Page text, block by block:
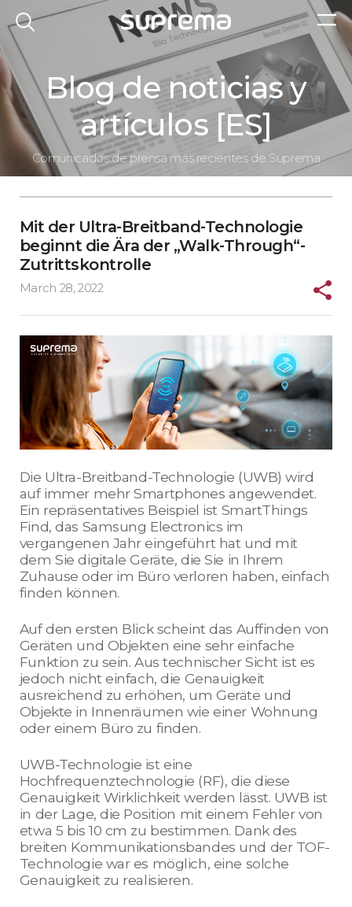
Blog de noticias y
artículos [ES]
Comunicados de prensa más recientes de Suprema
Mit der Ultra-Breitband-Technologie
beginnt die Ära der „Walk-Through“-
Zutrittskontrolle
March 28, 2022
Die Ultra-Breitband-Technologie (UWB) wird
auf immer mehr Smartphones angewendet.
Ein repräsentatives Beispiel ist SmartThings
Find, das Samsung Electronics im
vergangenen Jahr eingeführt hat und mit
dem Sie digitale Geräte, die Sie in Ihrem
Zuhause oder im Büro verloren haben, einfach
finden können.
Auf den ersten Blick scheint das Auffinden von
Geräten und Objekten eine sehr einfache
Funktion zu sein. Aus technischer Sicht ist es
jedoch nicht einfach, die Genauigkeit
ausreichend zu erhöhen, um Geräte und
Objekte in Innenräumen wie einer Wohnung
oder einem Büro zu finden.
UWB-Technologie ist eine
Hochfrequenztechnologie (RF), die diese
Genauigkeit Wirklichkeit werden lässt. UWB ist
in der Lage, die Position mit einem Fehler von
etwa 5 bis 10 cm zu bestimmen. Dank des
breiten Kommunikationsbandes und der TOF-
Technologie war es möglich, eine solche
Genauigkeit zu realisieren.